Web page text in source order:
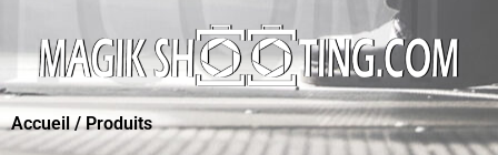
Accueil/ Produits